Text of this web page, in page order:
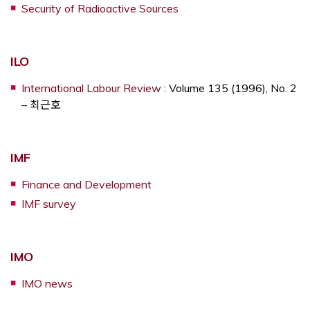
Security of Radioactive Sources
ILOOpens a new window
International Labour ReviewOpens a new window
: Volume 135 (1996), No. 2
– 최근호
IMFOpens a new window
Finance and DevelopmentOpens a new window
IMF surveyOpens a new window
IMOOpens a new window
IMO news